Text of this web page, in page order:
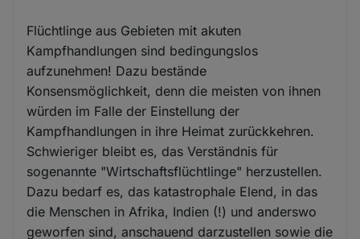
Flüchtlinge aus Gebieten mit akuten
Kampfhandlungen sind bedingungslos
aufzunehmen! Dazu bestände
Konsensmöglichkeit, denn die meisten von ihnen
würden im Falle der Einstellung der
Kampfhandlungen in ihre Heimat zurückkehren.
Schwieriger bleibt es, das Verständnis für
sogenannte "Wirtschaftsflüchtlinge" herzustellen.
Dazu bedarf es, das katastrophale Elend, in das
die Menschen in Afrika, Indien (!) und anderswo
geworfen sind, anschauend darzustellen sowie die